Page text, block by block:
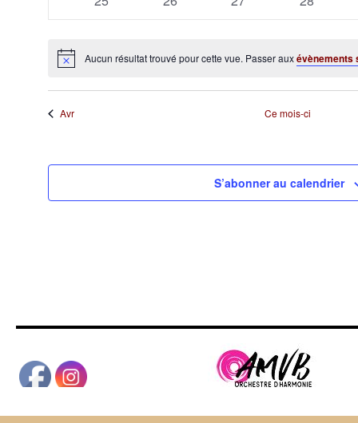
évènementsévènementsévènements
Notice Aucun résultat trouvé pour cette vue. Passer auxévènements
Avr Ce mois-ci
S’abonner au calendrier